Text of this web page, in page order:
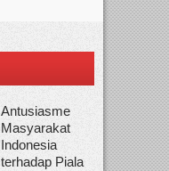
Antusiasme
Masyarakat
Indonesia
terhadap Piala